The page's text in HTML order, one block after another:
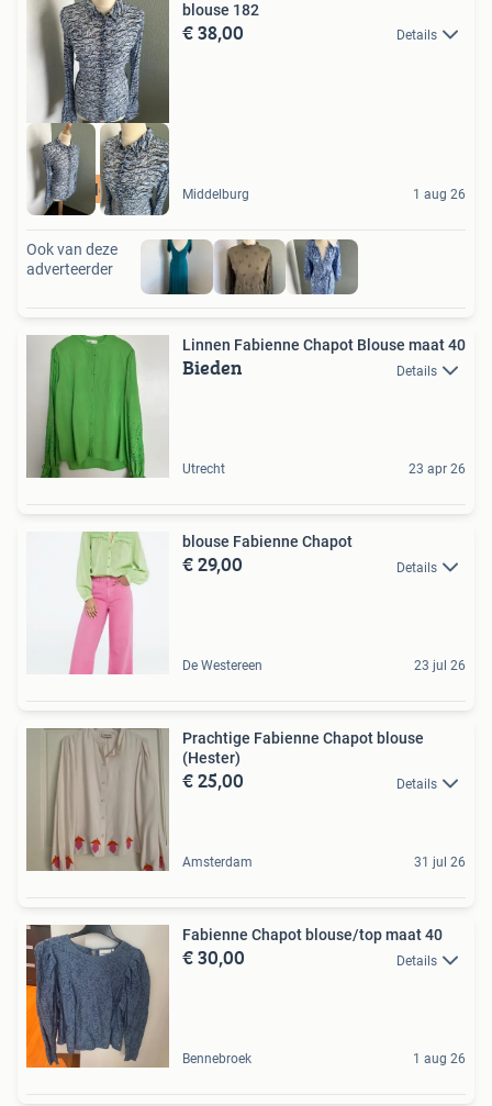
Philia blouse 40
blouse 182
€ 38,00 Details
Middelburg 1 aug 26
Ook van deze
adverteerder
Linnen Fabienne Chapot Blouse maat 40
Bieden Details
Utrecht 23 apr 26
blouse Fabienne Chapot
€ 29,00 Details
De Westereen 23 jul 26
Prachtige Fabienne Chapot blouse
(Hester)
€ 25,00 Details
Amsterdam 31 jul 26
Fabienne Chapot blouse/top maat 40
€ 30,00 Details
Bennebroek 1 aug 26